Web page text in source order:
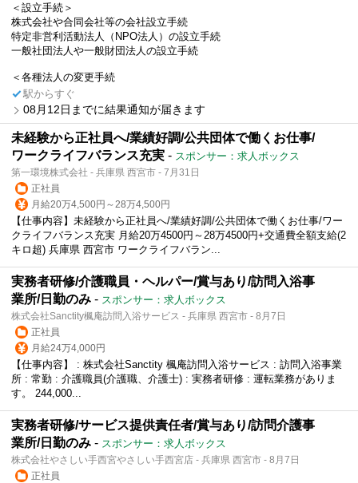
＜設立手続＞
株式会社や合同会社等の会社設立手続
特定非営利活動法人（NPO法人）の設立手続
一般社団法人や一般財団法人の設立手続
＜各種法人の変更手続
駅からすぐ
08月12日までに結果通知が届きます
未経験から正社員へ/業績好調/公共団体で働くお仕事/
ワークライフバランス充実 - スポンサー：求人ボックス
第一環境株式会社 - 兵庫県 西宮市 - 7月31日
正社員
月給20万4,500円～28万4,500円
【仕事内容】未経験から正社員へ/業績好調/公共団体で働くお仕事/ワー
クライフバランス充実 月給20万4500円～28万4500円+交通費全額支給(2
キロ超) 兵庫県 西宮市 ワークライフバラン...
実務者研修/介護職員・ヘルパー/賞与あり/訪問入浴事
業所/日勤のみ - スポンサー：求人ボックス
株式会社Sanctity楓庵訪問入浴サービス - 兵庫県 西宮市 - 8月7日
正社員
月給24万4,000円
【仕事内容】 : 株式会社Sanctity 楓庵訪問入浴サービス : 訪問入浴事業
所 : 常勤 : 介護職員(介護職、介護士) : 実務者研修 : 運転業務がありま
す。 244,000...
実務者研修/サービス提供責任者/賞与あり/訪問介護事
業所/日勤のみ - スポンサー：求人ボックス
株式会社やさしい手西宮やさしい手西宮店 - 兵庫県 西宮市 - 8月7日
正社員